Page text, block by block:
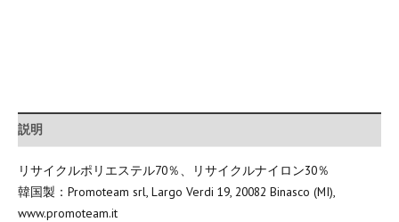
説明
リサイクルポリエステル70％、リサイクルナイロン30％
韓国製：Promoteam srl, Largo Verdi 19, 20082 Binasco (MI),
www.promoteam.it